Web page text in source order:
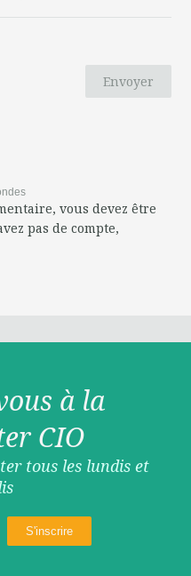
Envoyer
vous devez être
pas de compte,
à la
CIO
tous les lundis et